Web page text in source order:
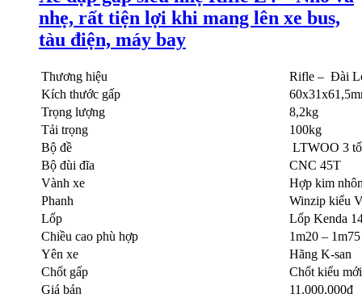
nhẹ, rất tiện lợi khi mang lên xe bus,
tàu điện, máy bay
Thương hiệu
Rifle – Đài
Kích thước gấp
Trọng lượng
8,2kg
Tải trọng
100kg
Bộ đề
LTWOO 3
Bộ đùi đĩa
CNC 45T
Vành xe
Hợp kim
Phanh
Winzip kiểu
Lốp
Lốp Kenda
Chiều cao phù hợp
1m20 – 1m75
Yên xe
Hãng K-san
Chốt gấp
Chốt kiểu
Giá bán
11.000.000đ